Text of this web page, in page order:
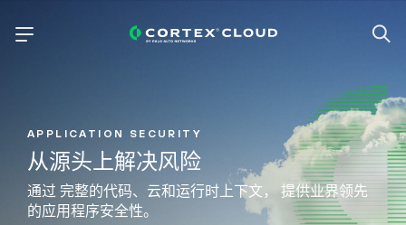
APPLICATION SECURITY
从源头上解决风险
通过 完整的代码、云和运行时上下文，
提供业界领先
的应用程序安全性。